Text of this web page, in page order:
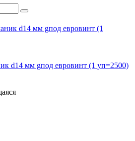
d14 мм gпод евровинт (1 уп=2500)